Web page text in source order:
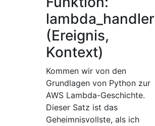
lambda_handler
(Ereignis,
Kontext)
Kommen wir von den
Grundlagen von Python zur
AWS Lambda-Geschichte.
Dieser Satz ist das
Geheimnisvollste, als ich